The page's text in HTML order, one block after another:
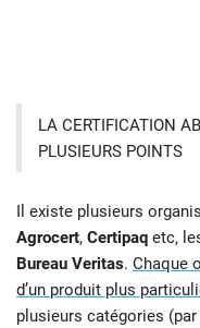
LA CERTIFICATION
PLUSIEURS POINTS
Il existe plusieurs
Agrocert, Certipaq etc,
Bureau Veritas. Chaque
d’un produit plus
plusieurs catégories (par